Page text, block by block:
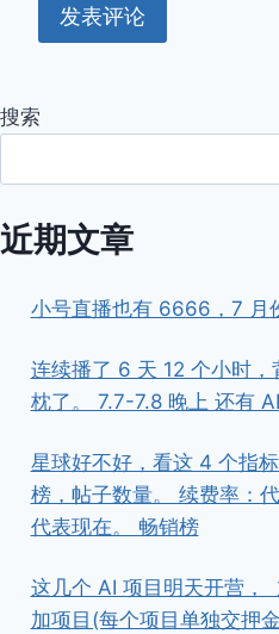
搜索
近期文章
小号直播也有 6666，7 月
连续播了 6 天 12 个小时
枕了。 7.7-7.8 晚上 还有
星球好不好，看这 4 个指
榜，帖子数量。 续费率：
代表现在。 畅销榜
这几个 AI 项目明天开营，
加项目(每个项目单独交押